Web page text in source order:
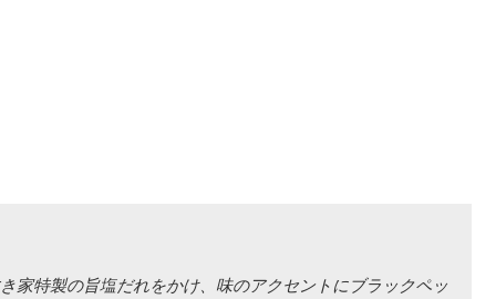
家特製の旨塩だれをかけ、味のアクセントにブラックペッ